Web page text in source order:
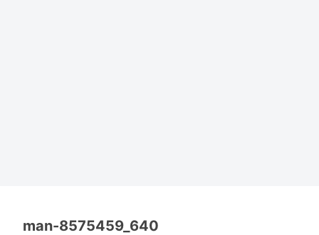
man-8575459_640